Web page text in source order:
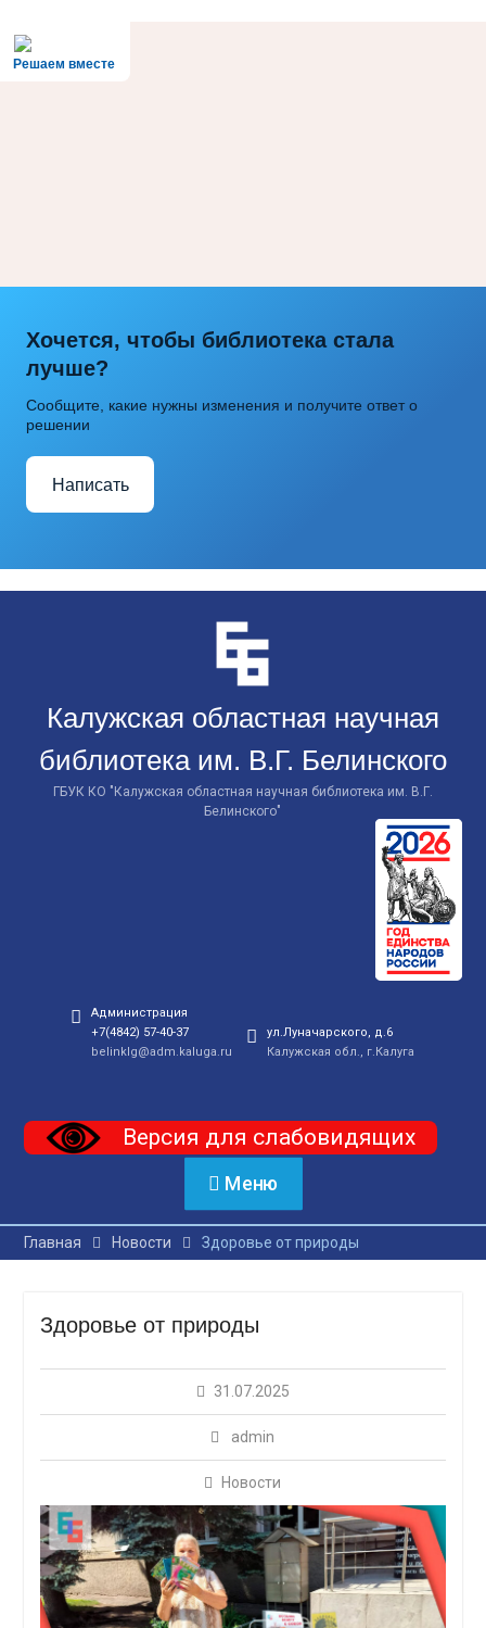
Решаем вместе
Хочется, чтобы библиотека стала
лучше?
Сообщите, какие нужны изменения и получите ответ о
решении
Написать
Калужская областная научная
библиотека им. В.Г. Белинского
ГБУК КО "Калужская областная научная библиотека им. В.Г.
Белинского"
Администрация
+7(4842) 57-40-37
belinklg@adm.kaluga.ru
ул.Луначарского, д.6
Калужская обл., г.Калуга
Версия для слабовидящих
Меню
Главная Новости Здоровье от природы
Здоровье от природы
31.07.2025
admin
Новости